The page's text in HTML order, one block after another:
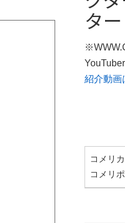
タ
紹介動画
コメリ
コメリ